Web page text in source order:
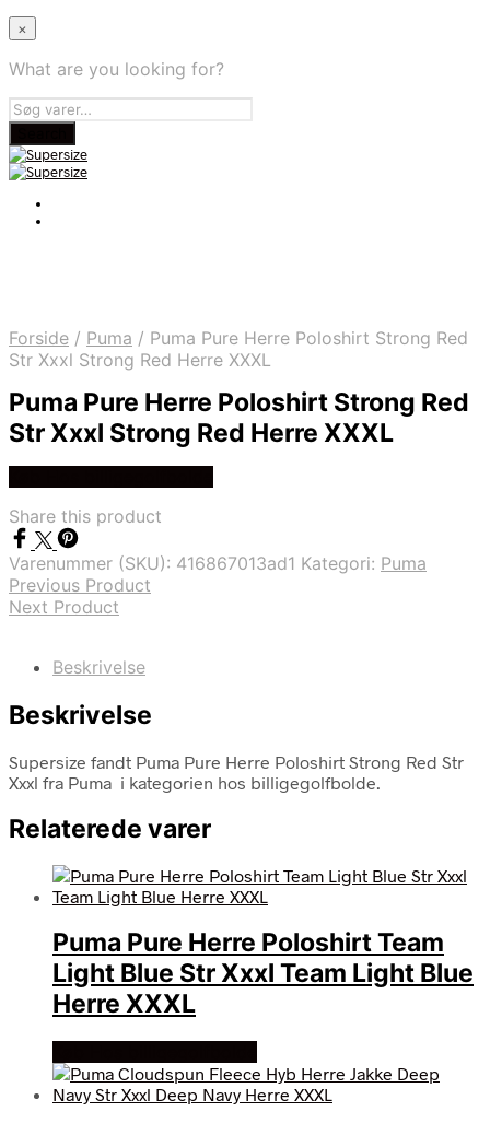
×
What are you looking for?
Forside / Puma / Puma Pure Herre Poloshirt Strong Red
Str Xxxl Strong Red Herre XXXL
Puma Pure Herre Poloshirt Strong Red
Str Xxxl Strong Red Herre XXXL
Share this product
Varenummer (SKU): 416867013ad1 Kategori: Puma
Previous Product
Next Product
Beskrivelse
Beskrivelse
Supersize fandt Puma Pure Herre Poloshirt Strong Red Str
Xxxl fra Puma i kategorien hos billigegolfbolde.
Relaterede varer
Puma Pure Herre Poloshirt Team
Light Blue Str Xxxl Team Light Blue
Herre XXXL